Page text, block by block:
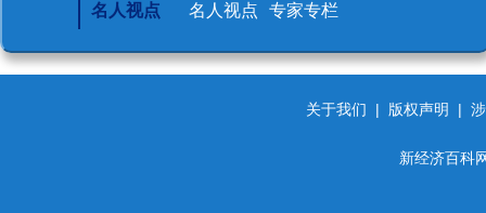
名人视点 名人视点 专家专栏
关于我们 | 版权声明 |
新经济百科